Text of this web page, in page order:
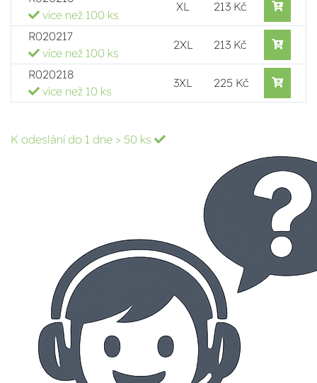
více než 100 ks
XL 213 Kč
R020217
více než 100 ks
2XL 213 Kč
R020218
více než 10 ks
3XL 225 Kč
K odeslání do 1 dne > 50 ks